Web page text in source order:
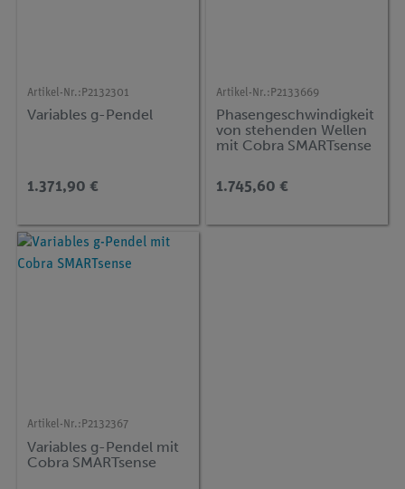
Artikel-Nr.: P2132301
Variables g-Pendel
1.371,90 €
Artikel-Nr.: P2133669
Phasengeschwindigkeit
von stehenden Wellen
mit Cobra SMARTsense
1.745,60 €
Artikel-Nr.: P2132367
Variables g-Pendel mit
Cobra SMARTsense